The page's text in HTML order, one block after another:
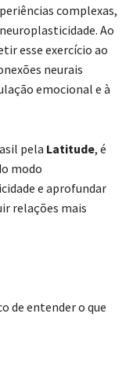
complexas,
Ao
esse exercício ao
neurais
emocional e à
pela Latitude, é
modo
e aprofundar
relações mais
de entender o que